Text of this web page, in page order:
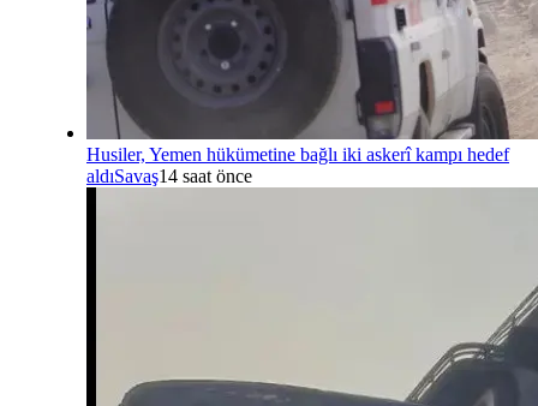
Husiler, Yemen hükümetine bağlı iki askerî kampı hedef
aldıSavaş14 saat önce